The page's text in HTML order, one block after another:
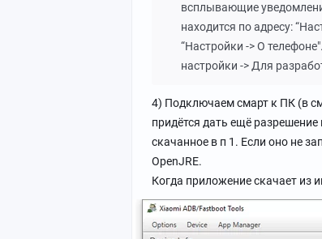
всплывающие
находится по адресу:
“Настройки -> О
настройки -> Для
4) Подключаем смарт к ПК (в
придётся дать ещё
скачанное в п 1. Если оно не
OpenJRE.
Когда приложение скачает из